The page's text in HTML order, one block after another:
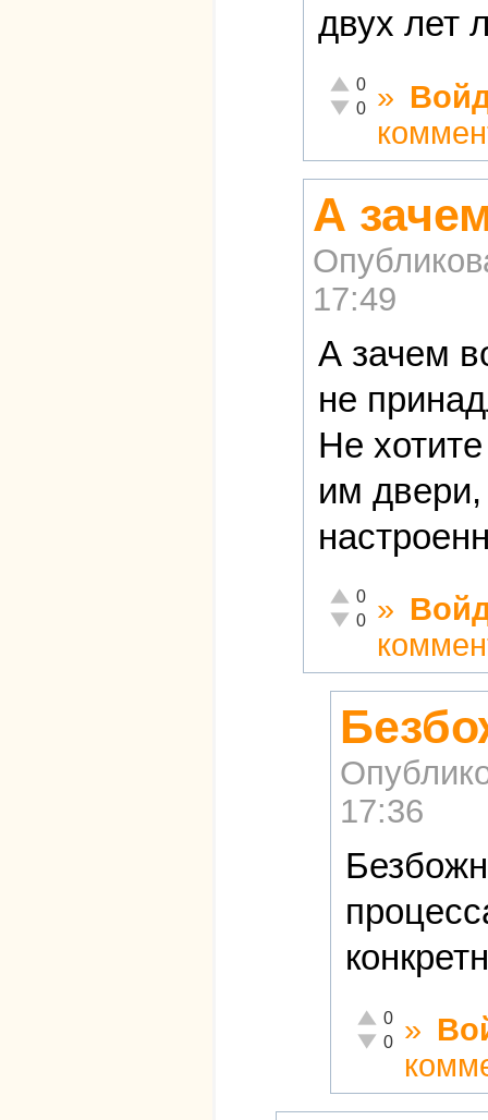
двух лет
Отлично!
0
Неадекватно!
0 »
А
17:49
А зачем
не
Не
им двери,
Отлично!
0
Неадекватно!
0 »
17:36
Отлично!
0
Неадекватно!
0 »